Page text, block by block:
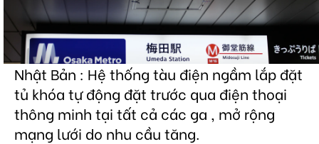
Nhật Bản : Hệ thống tàu điện ngầm lắp đặt
tủ khóa tự động đặt trước qua điện thoại
thông minh tại tất cả các ga , mở rộng
mạng lưới do nhu cầu tăng.